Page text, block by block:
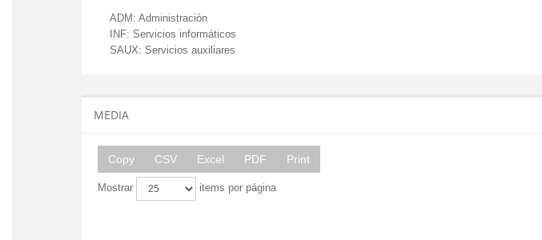
ADM: Administración
INF: Servicios informáticos
SAUX: Servicios auxiliares
MEDIA
Copy CSV Excel PDF Print
Mostrar items por página